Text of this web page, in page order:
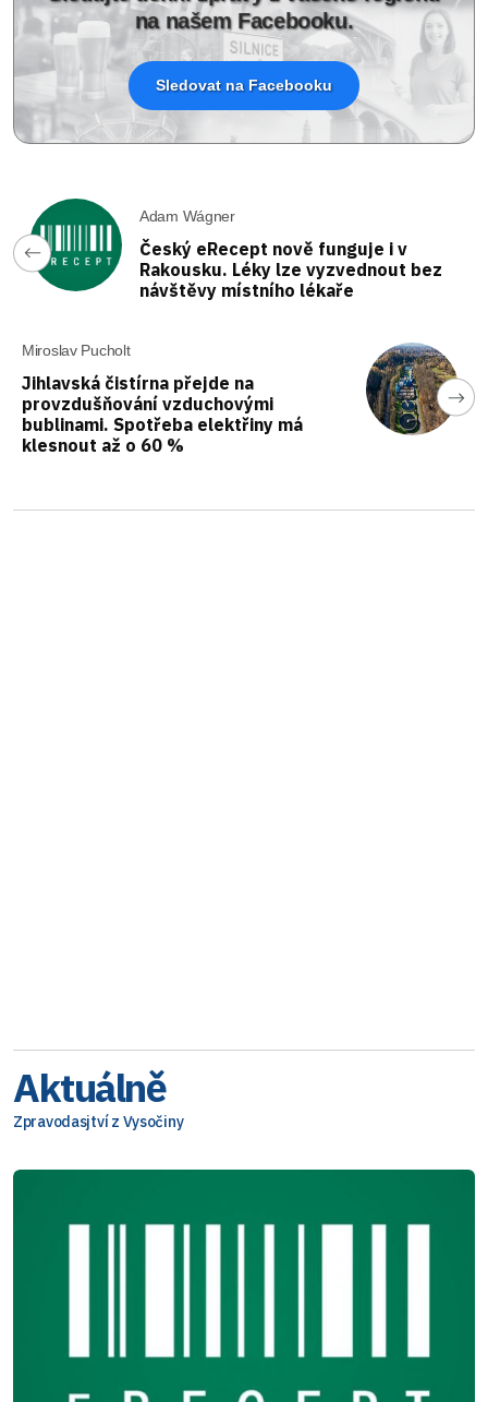
na našem Facebooku.
Sledovat na Facebooku
Adam Wágner
Český eRecept nově funguje i v
Rakousku. Léky lze vyzvednout bez
návštěvy místního lékaře
Miroslav Pucholt
Jihlavská čistírna přejde na
provzdušňování vzduchovými
bublinami. Spotřeba elektřiny má
klesnout až o 60 %
Aktuálně
Zpravodasjtví z Vysočiny